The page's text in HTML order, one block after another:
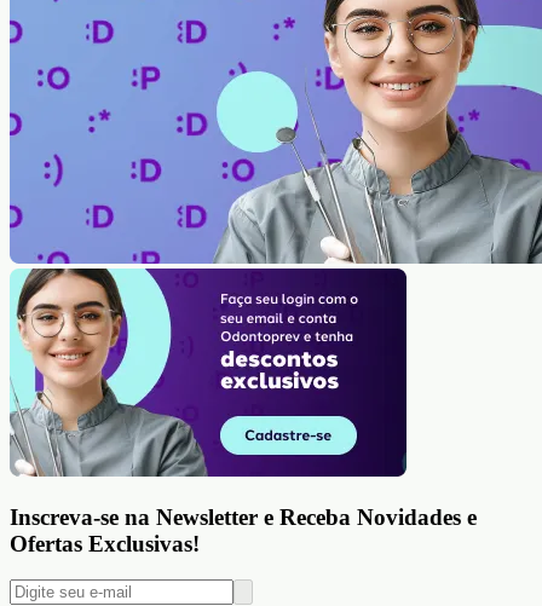
Inscreva-se na Newsletter e Receba Novidades e
Ofertas Exclusivas!